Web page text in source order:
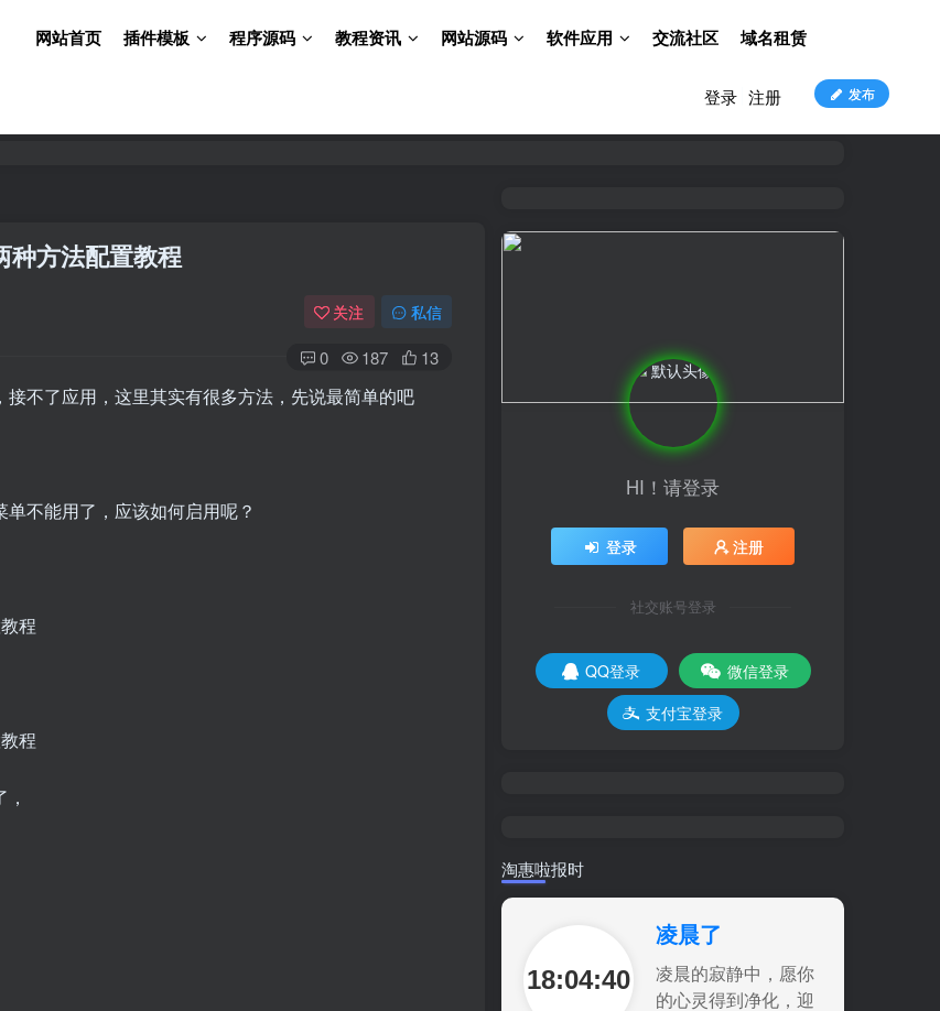
网站首页 插件模板 程序源码 教程资讯 网站源码 软件应用 交流社区 域名租赁
发布
登录 注册
种方法配置教程
关注 私信
0 187 13
不了应用，这里其实有很多方法，先说最简单的吧
不能用了，应该如何启用呢？
HI！请登录
登录 注册
社交账号登录
QQ登录
微信登录
支付宝登录
淘惠啦报时
18:04:41
凌晨了
凌晨的寂静中，愿你
的心灵得到净化，迎